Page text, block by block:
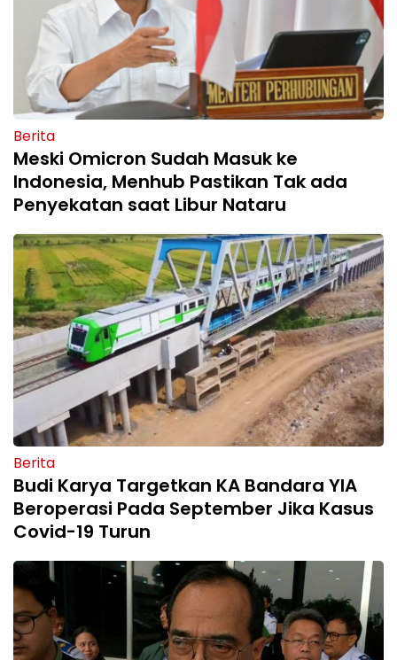
Berita
Meski Omicron Sudah Masuk ke
Indonesia, Menhub Pastikan Tak ada
Penyekatan saat Libur Nataru
Berita
Budi Karya Targetkan KA Bandara YIA
Beroperasi Pada September Jika Kasus
Covid-19 Turun